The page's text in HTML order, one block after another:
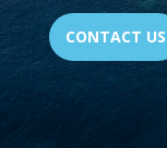
CONTACT US